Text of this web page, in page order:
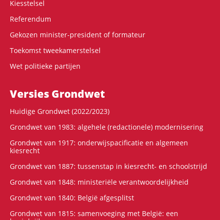
Kiesstelsel
Referendum
Gekozen minister-president of formateur
Toekomst tweekamerstelsel
Wet politieke partijen
Versies Grondwet
Huidige Grondwet (2022/2023)
Grondwet van 1983: algehele (redactionele) modernisering
Grondwet van 1917: onderwijspacificatie en algemeen
kiesrecht
Grondwet van 1887: tussenstap in kiesrecht- en schoolstrijd
Grondwet van 1848: ministeriële verantwoordelijkheid
Grondwet van 1840: België afgesplitst
Grondwet van 1815: samenvoeging met België: een